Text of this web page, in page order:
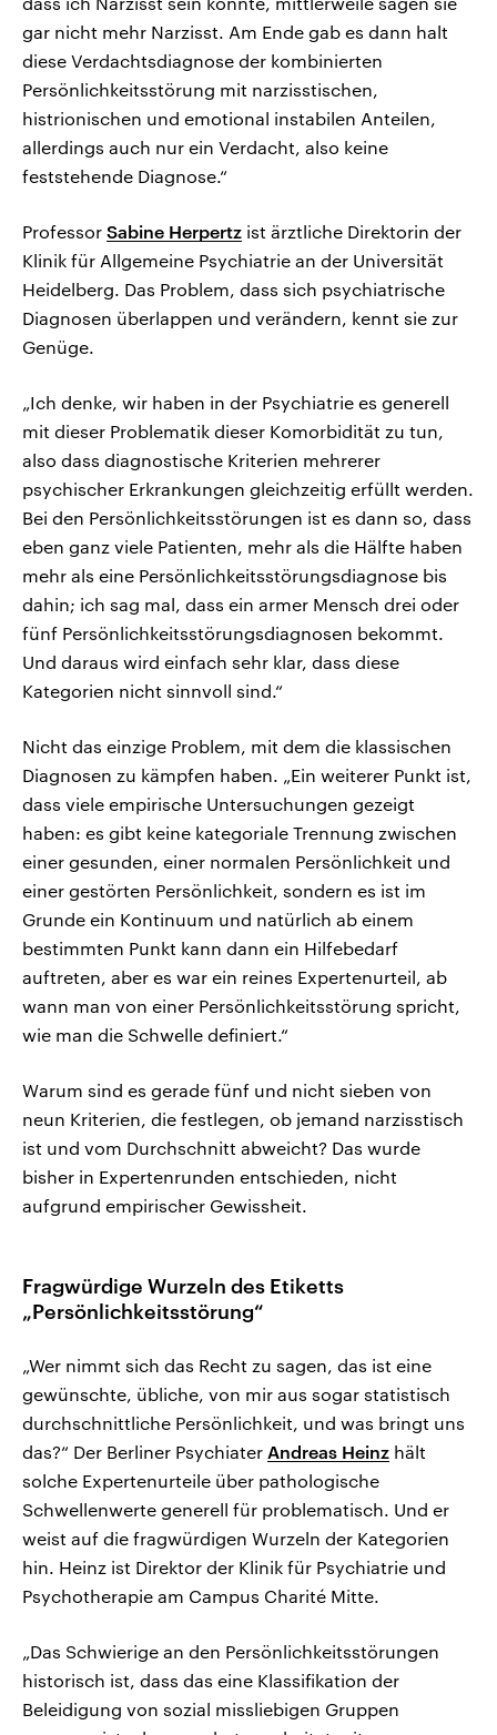
gar nicht mehr Narzisst. Am Ende gab es dann halt
diese Verdachtsdiagnose der kombinierten
Persönlichkeitsstörung mit narzisstischen,
histrionischen und emotional instabilen Anteilen,
allerdings auch nur ein Verdacht, also keine
feststehende Diagnose.“
Professor Sabine Herpertz ist ärztliche Direktorin der
Klinik für Allgemeine Psychiatrie an der Universität
Heidelberg. Das Problem, dass sich psychiatrische
Diagnosen überlappen und verändern, kennt sie zur
Genüge.
„Ich denke, wir haben in der Psychiatrie es generell
mit dieser Problematik dieser Komorbidität zu tun,
also dass diagnostische Kriterien mehrerer
psychischer Erkrankungen gleichzeitig erfüllt werden.
Bei den Persönlichkeitsstörungen ist es dann so, dass
eben ganz viele Patienten, mehr als die Hälfte haben
mehr als eine Persönlichkeitsstörungsdiagnose bis
dahin; ich sag mal, dass ein armer Mensch drei oder
fünf Persönlichkeitsstörungsdiagnosen bekommt.
Und daraus wird einfach sehr klar, dass diese
Kategorien nicht sinnvoll sind.“
Nicht das einzige Problem, mit dem die klassischen
Diagnosen zu kämpfen haben. „Ein weiterer Punkt ist,
dass viele empirische Untersuchungen gezeigt
haben: es gibt keine kategoriale Trennung zwischen
einer gesunden, einer normalen Persönlichkeit und
einer gestörten Persönlichkeit, sondern es ist im
Grunde ein Kontinuum und natürlich ab einem
bestimmten Punkt kann dann ein Hilfebedarf
auftreten, aber es war ein reines Expertenurteil, ab
wann man von einer Persönlichkeitsstörung spricht,
wie man die Schwelle definiert.“
Warum sind es gerade fünf und nicht sieben von
neun Kriterien, die festlegen, ob jemand narzisstisch
ist und vom Durchschnitt abweicht? Das wurde
bisher in Expertenrunden entschieden, nicht
aufgrund empirischer Gewissheit.
Fragwürdige Wurzeln des Etiketts
„Persönlichkeitsstörung“
„Wer nimmt sich das Recht zu sagen, das ist eine
gewünschte, übliche, von mir aus sogar statistisch
durchschnittliche Persönlichkeit, und was bringt uns
das?“ Der Berliner Psychiater Andreas Heinz hält
solche Expertenurteile über pathologische
Schwellenwerte generell für problematisch. Und er
weist auf die fragwürdigen Wurzeln der Kategorien
hin. Heinz ist Direktor der Klinik für Psychiatrie und
Psychotherapie am Campus Charité Mitte.
„Das Schwierige an den Persönlichkeitsstörungen
historisch ist, dass das eine Klassifikation der
Beleidigung von sozial missliebigen Gruppen